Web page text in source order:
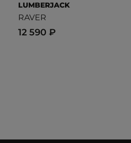
LUMBERJACK
RAVER
12 590 ₽